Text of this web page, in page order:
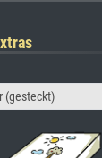
(gesteckt)